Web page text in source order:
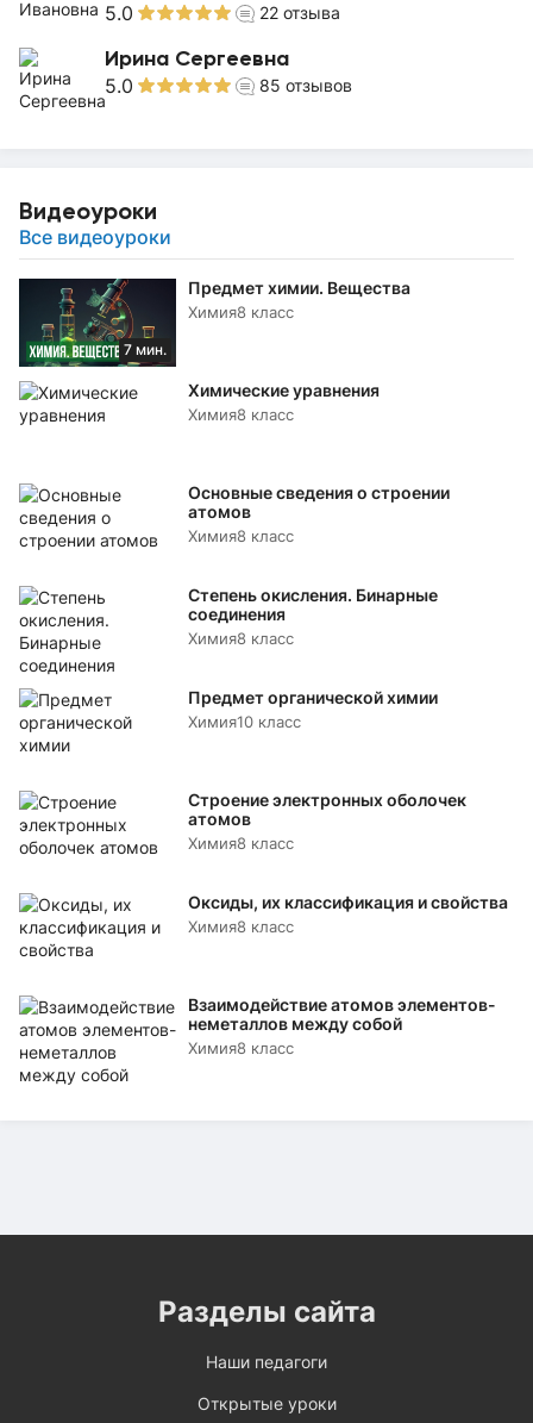
5.0 22 отзыва
Ирина Сергеевна
5.0 85 отзывов
Видеоуроки
Все видеоуроки
7 мин.
Предмет химии. Вещества
Химия8 класс
Химические уравнения
Химия8 класс
Основные сведения о строении
атомов
Химия8 класс
Степень окисления. Бинарные
соединения
Химия8 класс
Предмет органической химии
Химия10 класс
Строение электронных оболочек
атомов
Химия8 класс
Оксиды, их классификация и свойства
Химия8 класс
Взаимодействие атомов элементов-
неметаллов между собой
Химия8 класс
Разделы сайта
Наши педагоги
Открытые уроки